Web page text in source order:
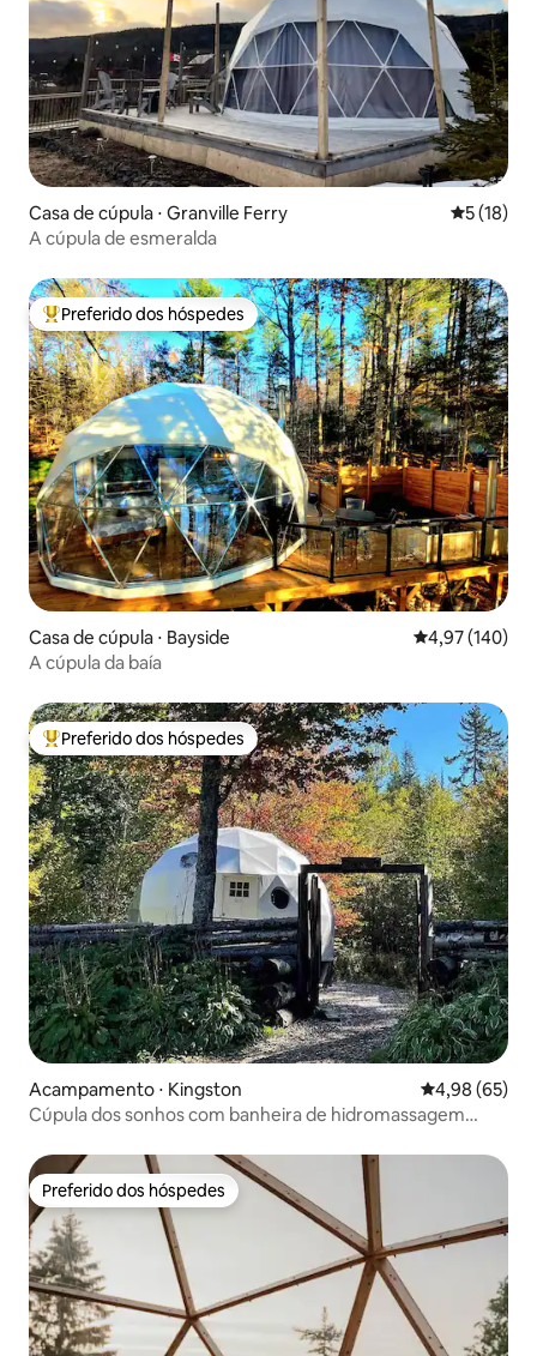
Casa de cúpula ⋅ Granville Ferry 5 de uma
5 (18)
A cúpula de esmeralda
Entre os melhores preferidos dos hóspedes
Preferido dos hóspedes
Casa de cúpula ⋅ Bayside 4,97 de uma
4,97 (140)
A cúpula da baía
Entre os melhores preferidos dos hóspedes
Preferido dos hóspedes
Acampamento ⋅ Kingston 4,98 de uma
4,98 (65)
Cúpula dos sonhos com banheira de hidromassagem
Preferido dos hóspedes
Preferido dos hóspedes